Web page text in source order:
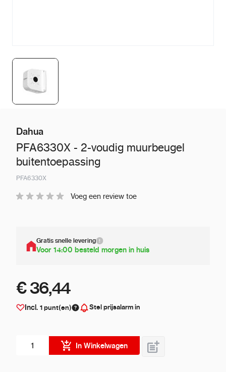
Dahua
PFA6330X - 2-voudig muurbeugel
buitentoepassing
PFA6330X
Voeg een review toe
Gratis snelle levering
Voor 14:00 besteld morgen in huis
€ 36,44
Incl. 1punt(en) Stel prijsalarm in
In Winkelwagen